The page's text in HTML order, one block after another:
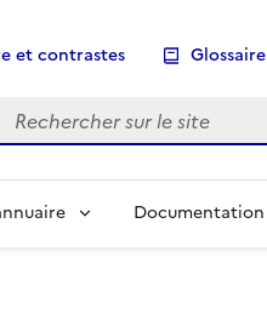
et contrastes Glossaire
Rechercher sur le site
Documentation